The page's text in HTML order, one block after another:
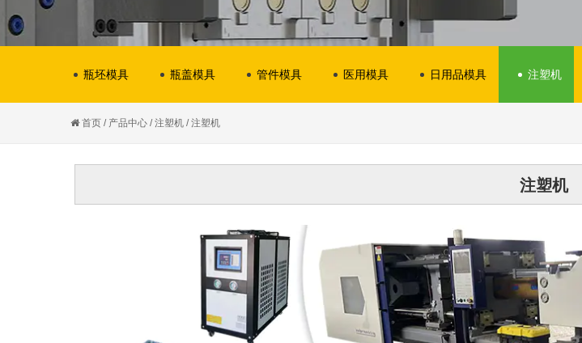
瓶坯模具 瓶盖模具 管件模具 医用模具 日用品模具 注塑机
首页 / 产品中心 /注塑机 /注塑机
注塑机